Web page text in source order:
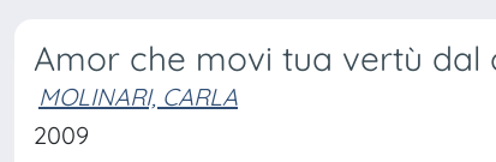
Amor che movi tua vertù dal
MOLINARI, CARLA
2009